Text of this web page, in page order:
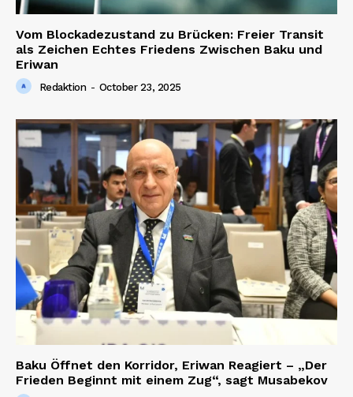
Vom Blockadezustand zu Brücken: Freier Transit
als Zeichen Echtes Friedens Zwischen Baku und
Eriwan
Redaktion - October 23, 2025
Baku Öffnet den Korridor, Eriwan Reagiert – „Der
Frieden Beginnt mit einem Zug“, sagt Musabekov